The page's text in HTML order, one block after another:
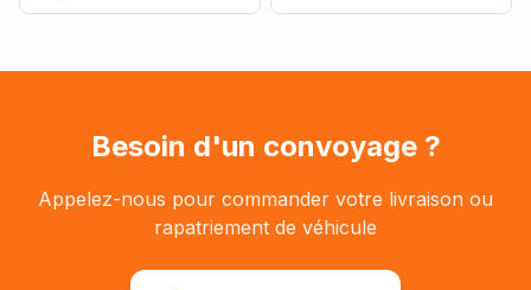
Besoin d'un convoyage ?
Appelez-nous pour commander votre livraison ou
rapatriement de véhicule